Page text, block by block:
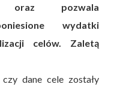
oraz pozwala
wydatki
celów. Zaletą
dane cele zostały